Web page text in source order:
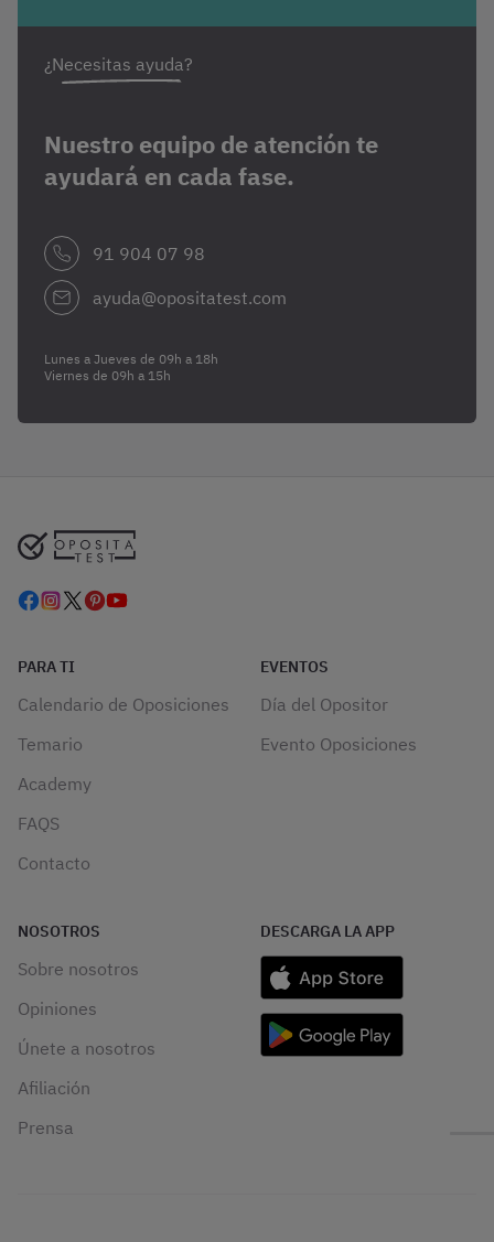
¿Necesitas ayuda?
Nuestro equipo de atención te
ayudará en cada fase.
91 904 07 98
ayuda@opositatest.com
Lunes a Jueves de 09h a 18h
Viernes de 09h a 15h